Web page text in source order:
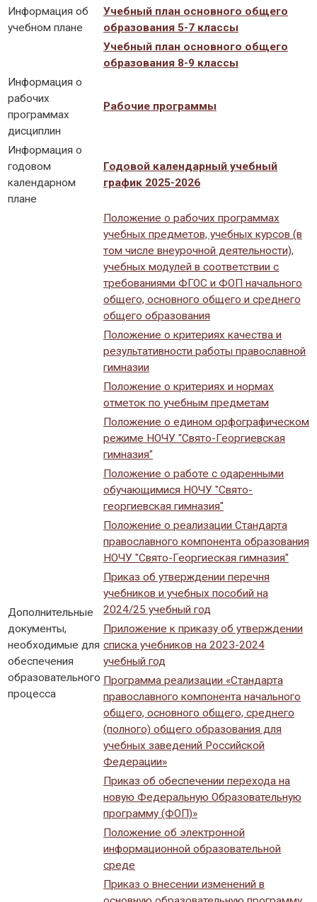
Информация об
учебном плане
Учебный план основного общего
образования 5-7 классы
Учебный план основного общего
образования 8-9 классы
Информация о
рабочих
программах
дисциплин
Рабочие программы
Информация о
годовом
календарном
плане
Годовой календарный учебный
график 2025-2026
Дополнительные
документы,
необходимые для
обеспечения
образовательного
процесса
Положение о рабочих программах
учебных предметов, учебных курсов (в
том числе внеурочной деятельности),
учебных модулей в соответствии с
требованиями ФГОС и ФОП начального
общего, основного общего и среднего
общего образования
Положение о критериях качества и
результативности работы православной
гимназии
Положение о критериях и нормах
отметок по учебным предметам
Положение о едином орфографическом
режиме НОЧУ "Свято-Георгиевская
гимназия"
Положение о работе с одаренными
обучающимися НОЧУ "Свято-
георгиевская гимназия"
Положение о реализации Стандарта
православного компонента образования
НОЧУ "Свято-Георгиеская гимназия"
Приказ об утверждении перечня
учебников и учебных пособий на
2024/25 учебный год
Приложение к приказу об утверждении
списка учебников на 2023-2024
учебный год
Программа реализации «Стандарта
православного компонента начального
общего, основного общего, среднего
(полного) общего образования для
учебных заведений Российской
Федерации»
Приказ об обеспечении перехода на
новую Федеральную Образовательную
программу (ФОП)»
Положение об электронной
информационной образовательной
среде
Приказ о внесении изменений в